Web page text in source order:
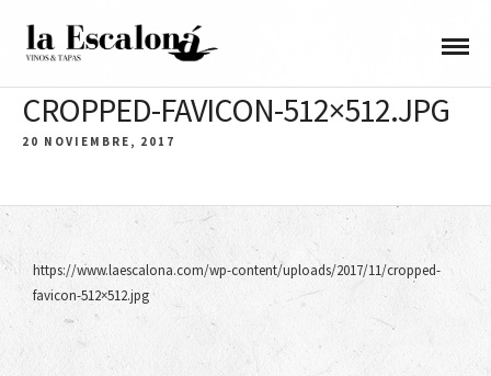
CROPPED-FAVICON-512×512.JPG
20 NOVIEMBRE, 2017
https://www.laescalona.com/wp-content/uploads/2017/11/cropped-
favicon-512×512.jpg